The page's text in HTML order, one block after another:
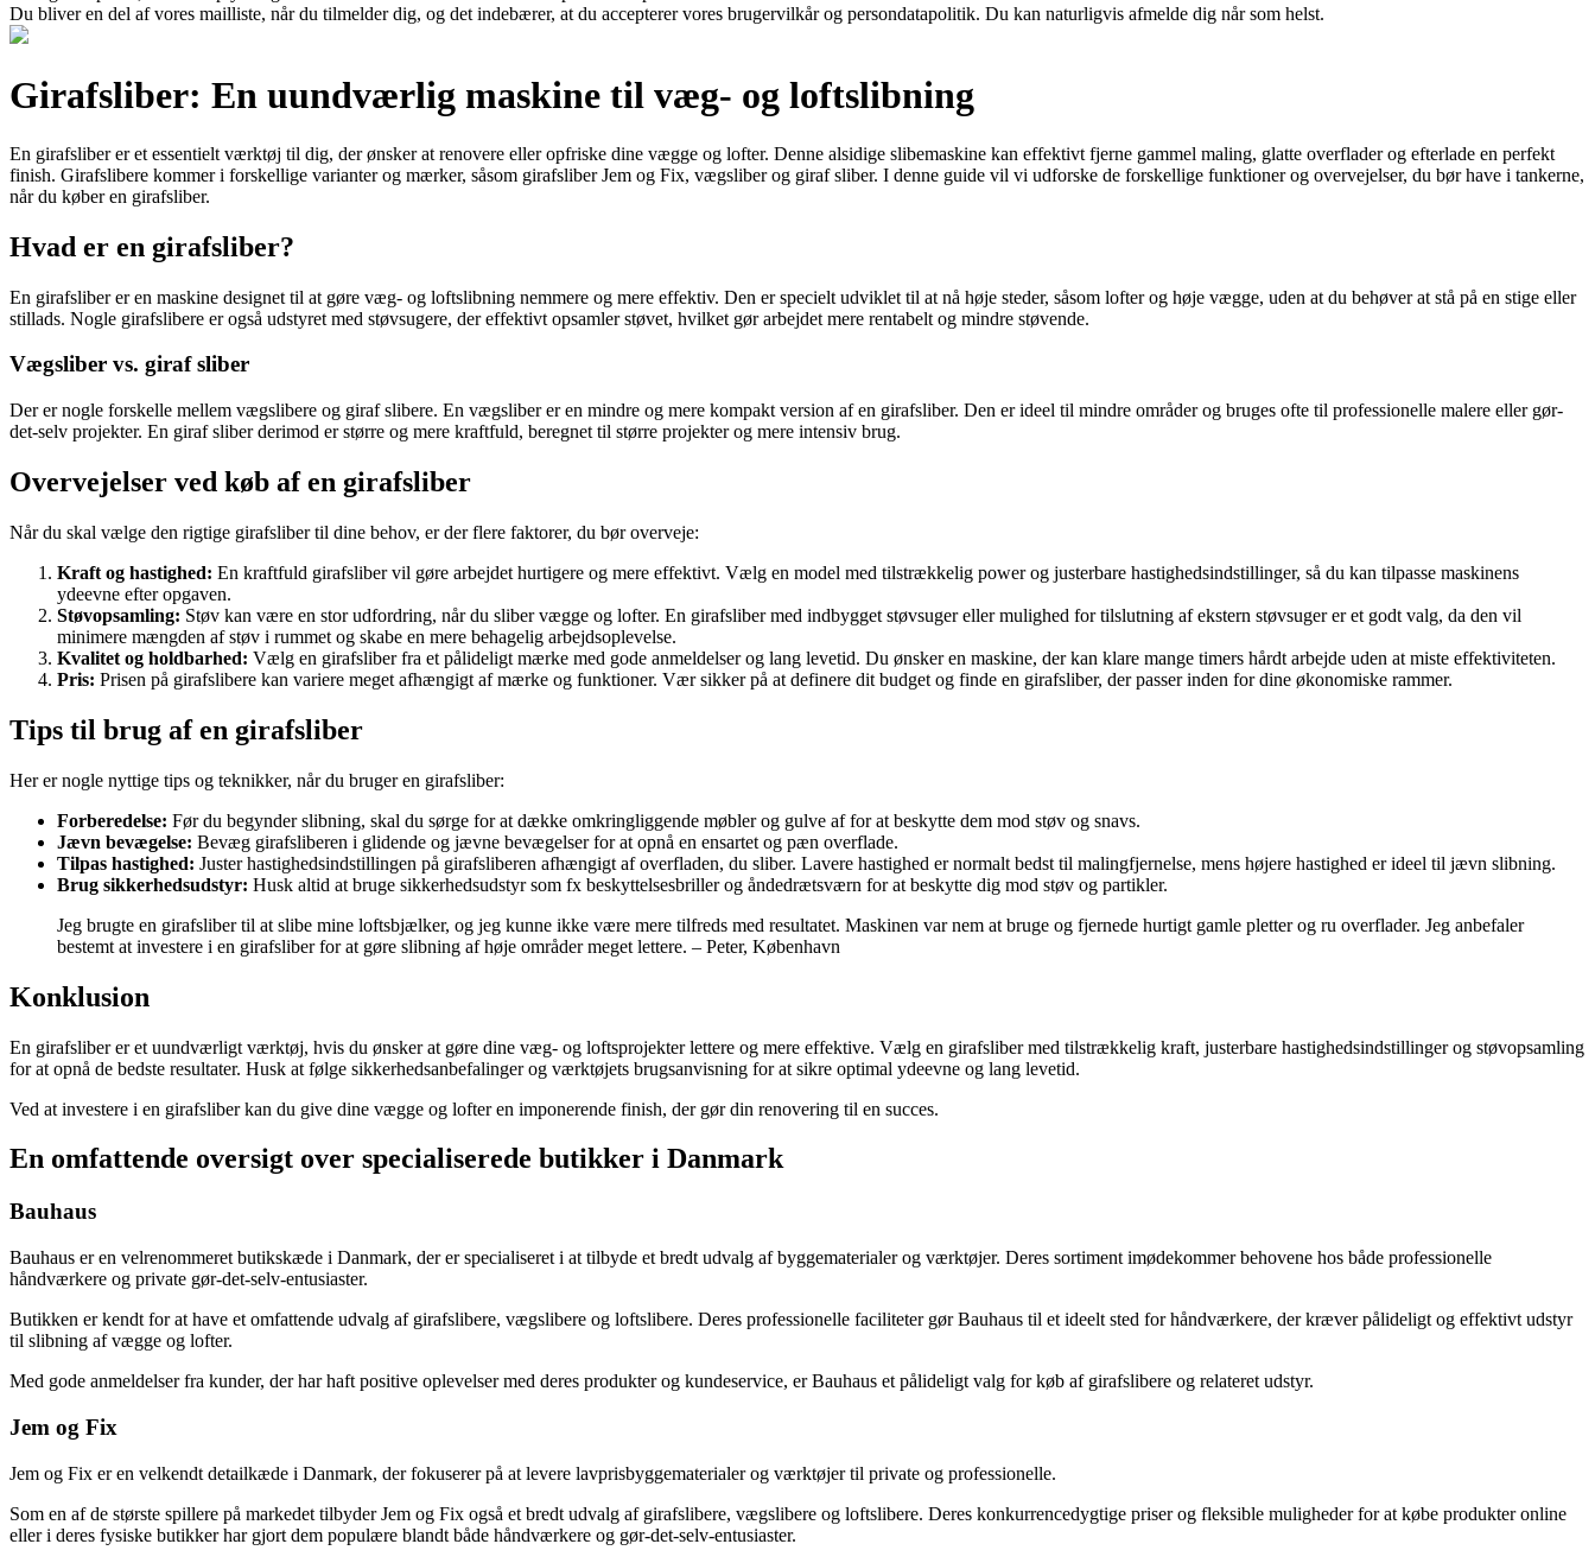
Du bliver en del af vores mailliste, når du tilmelder dig, og det indebærer, at du accepterer vores brugervilkår og persondatapolitik. Du kan naturligvis afmelde dig når som helst.
Girafsliber: En uundværlig maskine til væg- og loftslibning
En girafsliber er et essentielt værktøj til dig, der ønsker at renovere eller opfriske dine vægge og lofter. Denne alsidige slibemaskine kan effektivt fjerne gammel maling, glatte overflader og efterlade en perfekt
finish. Girafslibere kommer i forskellige varianter og mærker, såsom girafsliber Jem og Fix, vægsliber og giraf sliber. I denne guide vil vi udforske de forskellige funktioner og overvejelser, du bør have i tankerne,
når du køber en girafsliber.
Hvad er en girafsliber?
En girafsliber er en maskine designet til at gøre væg- og loftslibning nemmere og mere effektiv. Den er specielt udviklet til at nå høje steder, såsom lofter og høje vægge, uden at du behøver at stå på en stige eller
stillads. Nogle girafslibere er også udstyret med støvsugere, der effektivt opsamler støvet, hvilket gør arbejdet mere rentabelt og mindre støvende.
Vægsliber vs. giraf sliber
Der er nogle forskelle mellem vægslibere og giraf slibere. En vægsliber er en mindre og mere kompakt version af en girafsliber. Den er ideel til mindre områder og bruges ofte til professionelle malere eller gør-
det-selv projekter. En giraf sliber derimod er større og mere kraftfuld, beregnet til større projekter og mere intensiv brug.
Overvejelser ved køb af en girafsliber
Når du skal vælge den rigtige girafsliber til dine behov, er der flere faktorer, du bør overveje:
Kraft og hastighed: En kraftfuld girafsliber vil gøre arbejdet hurtigere og mere effektivt. Vælg en model med tilstrækkelig power og justerbare hastighedsindstillinger, så du kan tilpasse maskinens
ydeevne efter opgaven.
Støvopsamling: Støv kan være en stor udfordring, når du sliber vægge og lofter. En girafsliber med indbygget støvsuger eller mulighed for tilslutning af ekstern støvsuger er et godt valg, da den vil
minimere mængden af støv i rummet og skabe en mere behagelig arbejdsoplevelse.
Kvalitet og holdbarhed: Vælg en girafsliber fra et pålideligt mærke med gode anmeldelser og lang levetid. Du ønsker en maskine, der kan klare mange timers hårdt arbejde uden at miste effektiviteten.
Pris: Prisen på girafslibere kan variere meget afhængigt af mærke og funktioner. Vær sikker på at definere dit budget og finde en girafsliber, der passer inden for dine økonomiske rammer.
Tips til brug af en girafsliber
Her er nogle nyttige tips og teknikker, når du bruger en girafsliber:
Forberedelse: Før du begynder slibning, skal du sørge for at dække omkringliggende møbler og gulve af for at beskytte dem mod støv og snavs.
Jævn bevægelse: Bevæg girafsliberen i glidende og jævne bevægelser for at opnå en ensartet og pæn overflade.
Tilpas hastighed: Juster hastighedsindstillingen på girafsliberen afhængigt af overfladen, du sliber. Lavere hastighed er normalt bedst til malingfjernelse, mens højere hastighed er ideel til jævn slibning.
Brug sikkerhedsudstyr: Husk altid at bruge sikkerhedsudstyr som fx beskyttelsesbriller og åndedrætsværn for at beskytte dig mod støv og partikler.
Jeg brugte en girafsliber til at slibe mine loftsbjælker, og jeg kunne ikke være mere tilfreds med resultatet. Maskinen var nem at bruge og fjernede hurtigt gamle pletter og ru overflader. Jeg anbefaler
bestemt at investere i en girafsliber for at gøre slibning af høje områder meget lettere. – Peter, København
Konklusion
En girafsliber er et uundværligt værktøj, hvis du ønsker at gøre dine væg- og loftsprojekter lettere og mere effektive. Vælg en girafsliber med tilstrækkelig kraft, justerbare hastighedsindstillinger og støvopsamling
for at opnå de bedste resultater. Husk at følge sikkerhedsanbefalinger og værktøjets brugsanvisning for at sikre optimal ydeevne og lang levetid.
Ved at investere i en girafsliber kan du give dine vægge og lofter en imponerende finish, der gør din renovering til en succes.
En omfattende oversigt over specialiserede butikker i Danmark
Bauhaus
Bauhaus er en velrenommeret butikskæde i Danmark, der er specialiseret i at tilbyde et bredt udvalg af byggematerialer og værktøjer. Deres sortiment imødekommer behovene hos både professionelle
håndværkere og private gør-det-selv-entusiaster.
Butikken er kendt for at have et omfattende udvalg af girafslibere, vægslibere og loftslibere. Deres professionelle faciliteter gør Bauhaus til et ideelt sted for håndværkere, der kræver pålideligt og effektivt udstyr
til slibning af vægge og lofter.
Med gode anmeldelser fra kunder, der har haft positive oplevelser med deres produkter og kundeservice, er Bauhaus et pålideligt valg for køb af girafslibere og relateret udstyr.
Jem og Fix
Jem og Fix er en velkendt detailkæde i Danmark, der fokuserer på at levere lavprisbyggematerialer og værktøjer til private og professionelle.
Som en af de største spillere på markedet tilbyder Jem og Fix også et bredt udvalg af girafslibere, vægslibere og loftslibere. Deres konkurrencedygtige priser og fleksible muligheder for at købe produkter online
eller i deres fysiske butikker har gjort dem populære blandt både håndværkere og gør-det-selv-entusiaster.